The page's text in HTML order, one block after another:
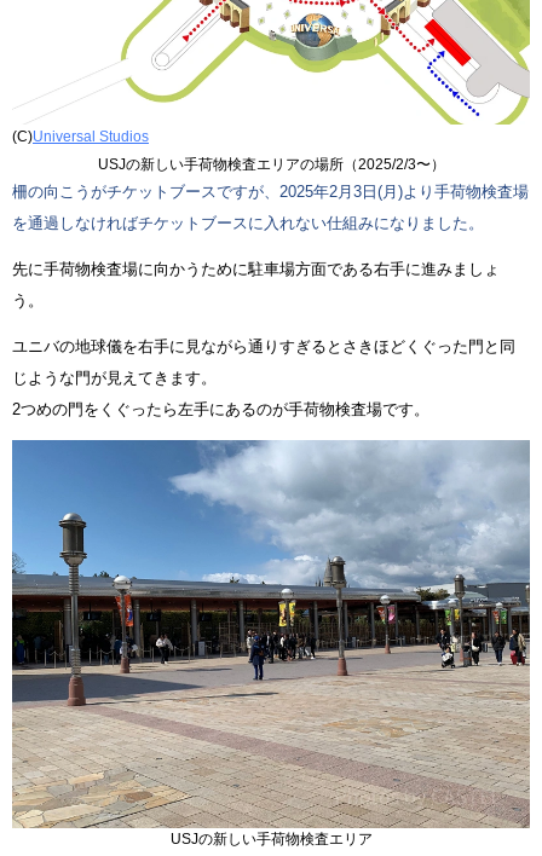
(C)Universal Studios
USJの新しい手荷物検査エリアの場所（2025/2/3〜）
柵の向こうがチケットブースですが、2025年2月3日(月)より手荷物検査場
を通過しなければチケットブースに入れない仕組みになりました。
先に手荷物検査場に向かうために駐車場方面である右手に進みましょ
う。
ユニバの地球儀を右手に見ながら通りすぎるとさきほどくぐった門と同
じような門が見えてきます。
2つめの門をくぐったら左手にあるのが手荷物検査場です。
USJの新しい手荷物検査エリア